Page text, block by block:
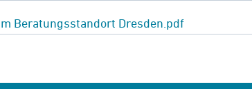
Beratungsstandort Dresden.pdf